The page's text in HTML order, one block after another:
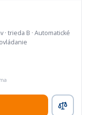
nastaviteľné a v
o aktuálnom
čase
Automatické
prevádzka · WiFi ovládanie